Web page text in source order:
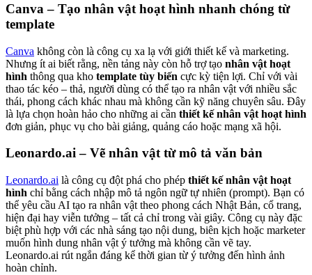
Canva – Tạo nhân vật hoạt hình nhanh chóng từ
template
Canva không còn là công cụ xa lạ với giới thiết kế và marketing.
Nhưng ít ai biết rằng, nền tảng này còn hỗ trợ tạo nhân vật hoạt
hình thông qua kho template tùy biến cực kỳ tiện lợi. Chỉ với vài
thao tác kéo – thả, người dùng có thể tạo ra nhân vật với nhiều sắc
thái, phong cách khác nhau mà không cần kỹ năng chuyên sâu. Đây
là lựa chọn hoàn hảo cho những ai cần thiết kế nhân vật hoạt hình
đơn giản, phục vụ cho bài giảng, quảng cáo hoặc mạng xã hội.
Leonardo.ai – Vẽ nhân vật từ mô tả văn bản
Leonardo.ai là công cụ đột phá cho phép thiết kế nhân vật hoạt
hình chỉ bằng cách nhập mô tả ngôn ngữ tự nhiên (prompt). Bạn có
thể yêu cầu AI tạo ra nhân vật theo phong cách Nhật Bản, cổ trang,
hiện đại hay viễn tưởng – tất cả chỉ trong vài giây. Công cụ này đặc
biệt phù hợp với các nhà sáng tạo nội dung, biên kịch hoặc marketer
muốn hình dung nhân vật ý tưởng mà không cần vẽ tay.
Leonardo.ai rút ngắn đáng kể thời gian từ ý tưởng đến hình ảnh
hoàn chỉnh.